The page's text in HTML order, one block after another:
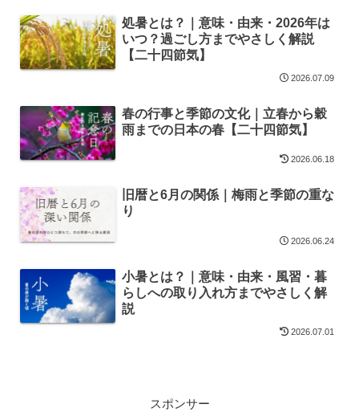
処暑とは？｜意味・由来・2026年は
いつ？過ごし方までやさしく解説
【二十四節気】
2026.07.09
春の行事と季節の文化｜立春から穀
雨までの日本の春【二十四節気】
2026.06.18
旧暦と6月の関係｜梅雨と季節の重な
り
2026.06.24
小暑とは？｜意味・由来・風習・暮
らしへの取り入れ方までやさしく解
説
2026.07.01
スポンサー